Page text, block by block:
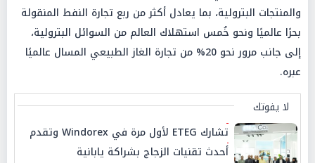
والمنتجات البترولية، بما يعادل أكثر من ربع تجارة النفط المنقولة
بحرًا عالميًا ونحو خُمس استهلاك العالم من السوائل البترولية،
إلى جانب مرور نحو 20% من تجارة الغاز الطبيعي المسال عالميًا
عبره.
لا يفوتك
تشارك ETEG لأول مرة في Windorex وتقدم
أحدث تقنيات الزجاج بشراكة يابانية